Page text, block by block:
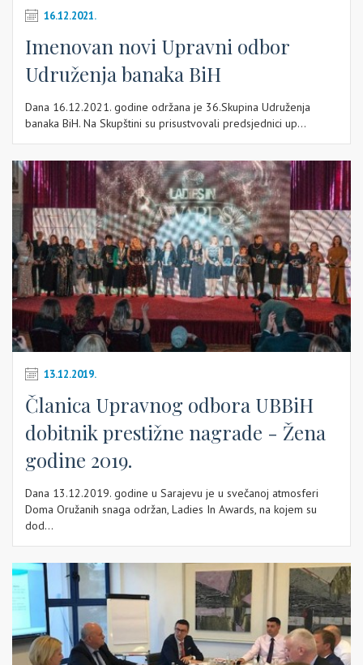
16.12.2021.
Imenovan novi Upravni odbor
Udruženja banaka BiH
Dana 16.12.2021. godine održana je 36.Skupina Udruženja
banaka BiH. Na Skupštini su prisustvovali predsjednici up...
13.12.2019.
Članica Upravnog odbora UBBiH
dobitnik prestižne nagrade - Žena
godine 2019.
Dana 13.12.2019. godine u Sarajevu je u svečanoj atmosferi
Doma Oružanih snaga održan, Ladies In Awards, na kojem su
dod...